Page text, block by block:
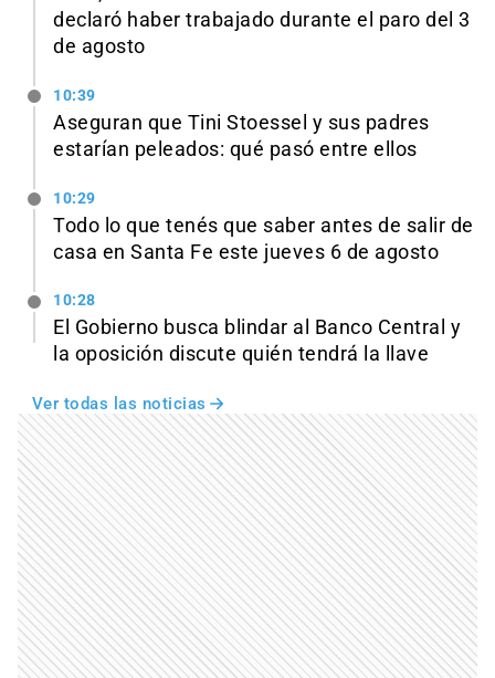
declaró haber trabajado durante el paro del 3
de agosto
10:39
Aseguran que Tini Stoessel y sus padres
estarían peleados: qué pasó entre ellos
10:29
Todo lo que tenés que saber antes de salir de
casa en Santa Fe este jueves 6 de agosto
10:28
El Gobierno busca blindar al Banco Central y
la oposición discute quién tendrá la llave
Ver todas las noticias